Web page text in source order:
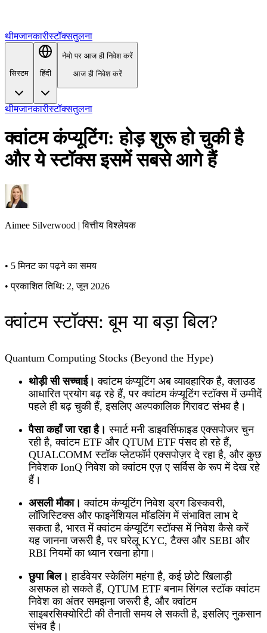
थीमजानकारीस्टॉक्सतुलना
सिस्टम हिंदी
नेमो पर आज ही निवेश करें
आज ही निवेश करें
थीमजानकारीस्टॉक्सतुलना
क्वांटम कंप्यूटिंग: होड़ शुरू हो चुकी है
और ये स्टॉक्स इसमें सबसे आगे हैं
Aimee Silverwood |वित्तीय विश्लेषक
• 5 मिनट का पढ़ने का समय
• प्रकाशित तिथि: 2, जून 2026
क्वांटम स्टॉक्स: बूम या बड़ा बिल?
Quantum Computing Stocks (Beyond the Hype)
थोड़ी सी सच्चाई। क्वांटम कंप्यूटिंग अब व्यावहारिक है, क्लाउड
आधारित प्रयोग बढ़ रहे हैं, पर क्वांटम कंप्यूटिंग स्टॉक्स में उम्मीदें
पहले ही बढ़ चुकी हैं, इसलिए अल्पकालिक गिरावट संभव है।
पैसा कहाँ जा रहा है। स्मार्ट मनी डाइवर्सिफाइड एक्सपोजर चुन
रही है, क्वांटम ETF और QTUM ETF पंसद हो रहे हैं,
QUALCOMM स्टॉक प्लेटफॉर्म एक्सपोज़र दे रहा है, और कुछ
निवेशक IonQ निवेश को क्वांटम एज़ ए सर्विस के रूप में देख रहे
हैं।
असली मौका। क्वांटम कंप्यूटिंग निवेश ड्रग डिस्कवरी,
लॉजिस्टिक्स और फाइनेंशियल मॉडलिंग में संभावित लाभ दे
सकता है, भारत में क्वांटम कंप्यूटिंग स्टॉक्स में निवेश कैसे करें
यह जानना जरूरी है, पर घरेलू KYC, टैक्स और SEBI और
RBI नियमों का ध्यान रखना होगा।
छुपा बिल। हार्डवेयर स्केलिंग महंगा है, कई छोटे खिलाड़ी
असफल हो सकते हैं, QTUM ETF बनाम सिंगल स्टॉक क्वांटम
निवेश का अंतर समझना जरूरी है, और क्वांटम
साइबरसिक्योरिटी की तैनाती समय ले सकती है, इसलिए नुकसान
संभव है।